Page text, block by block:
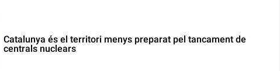
Catalunya és el territori menys preparat pel tancament de
centrals nuclears